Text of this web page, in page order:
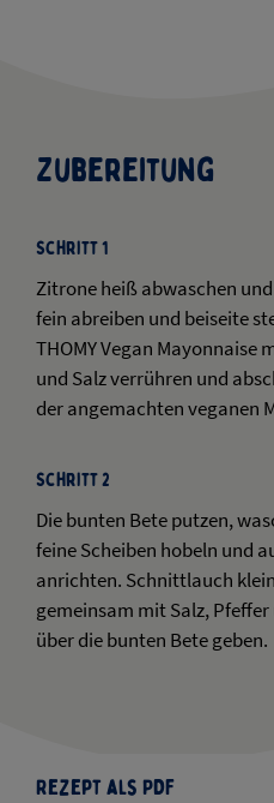
Zubereitung
Schritt 1
Zitrone heiß abwaschen
fein abreiben und beiseite
THOMY Vegan
und Salz verrühren und
der angemachten veganen
Schritt 2
Die bunten Bete putzen,
feine Scheiben hobeln und
anrichten. Schnittlauch
gemeinsam mit Salz,
über die bunten Bete geben.
Rezept als PDF